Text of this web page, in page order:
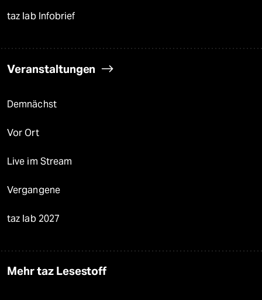
taz lab Infobrief
Veranstaltungen
Demnächst
Vor Ort
Live im Stream
Vergangene
taz lab 2027
Mehr taz Lesestoff